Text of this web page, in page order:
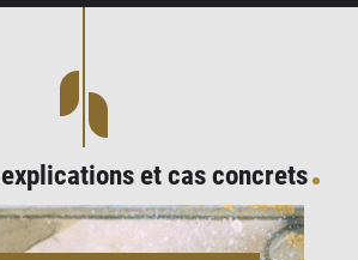
explications et cas concrets